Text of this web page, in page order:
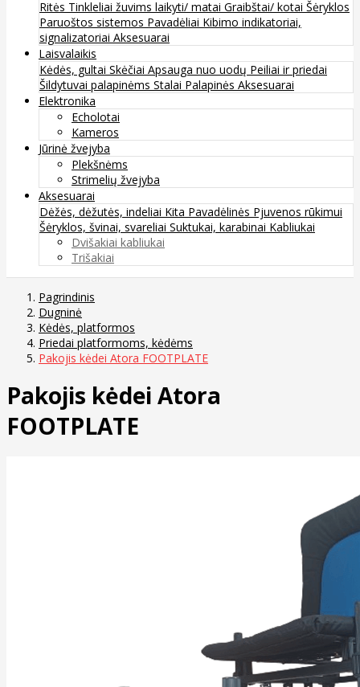
Ritės Tinkleliai žuvims laikyti/ matai Graibštai/ kotai Šėryklos
Paruoštos sistemos Pavadėliai Kibimo indikatoriai,
signalizatoriai Aksesuarai
Laisvalaikis
Kėdės, gultai Skėčiai Apsauga nuo uodų Peiliai ir priedai
Šildytuvai palapinėms Stalai Palapinės Aksesuarai
Elektronika
Echolotai
Kameros
Jūrinė žvejyba
Plekšnėms
Strimelių žvejyba
Aksesuarai
Dėžės, dėžutės, indeliai Kita Pavadėlinės Pjuvenos rūkimui
Šėryklos, švinai, svareliai Suktukai, karabinai Kabliukai
Dvišakiai kabliukai
Trišakiai
Pagrindinis
Dugninė
Kėdės, platformos
Priedai platformoms, kėdėms
Pakojis kėdei Atora FOOTPLATE
Pakojis kėdei Atora
FOOTPLATE